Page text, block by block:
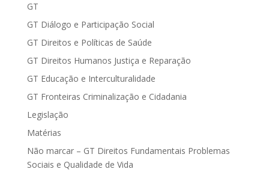
GT
GT Diálogo e Participação Social
GT Direitos e Políticas de Saúde
GT Direitos Humanos Justiça e Reparação
GT Educação e Interculturalidade
GT Fronteiras Criminalização e Cidadania
Legislação
Matérias
Não marcar – GT Direitos Fundamentais Problemas
Sociais e Qualidade de Vida